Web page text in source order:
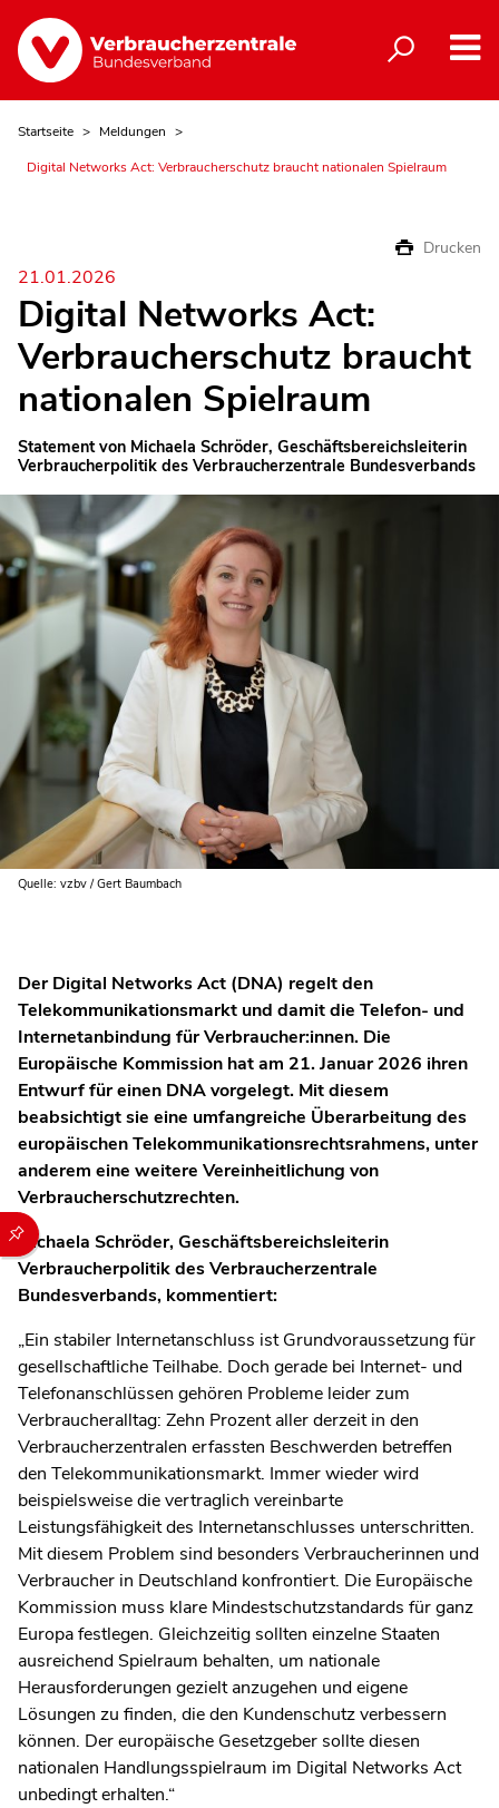
Durch die folgenden Buttons können Sie direkt auf einen
Startseite
Meldungen
Digital Networks Act: Verbraucherschutz braucht nationalen Spielraum
Drucken
21.01.2026
Digital Networks Act:
Verbraucherschutz braucht
nationalen Spielraum
Statement von Michaela Schröder, Geschäftsbereichsleiterin
Verbraucherpolitik des Verbraucherzentrale Bundesverbands
Quelle: vzbv / Gert Baumbach
Der Digital Networks Act (DNA) regelt den
Telekommunikationsmarkt und damit die Telefon- und
Internetanbindung für Verbraucher:innen. Die
Europäische Kommission hat am 21. Januar 2026 ihren
Entwurf für einen DNA vorgelegt. Mit diesem
beabsichtigt sie eine umfangreiche Überarbeitung des
europäischen Telekommunikationsrechtsrahmens, unter
anderem eine weitere Vereinheitlichung von
Verbraucherschutzrechten.
Michaela Schröder, Geschäftsbereichsleiterin
Verbraucherpolitik des Verbraucherzentrale
Bundesverbands, kommentiert:
„Ein stabiler Internetanschluss ist Grundvoraussetzung für
gesellschaftliche Teilhabe. Doch gerade bei Internet- und
Telefonanschlüssen gehören Probleme leider zum
Verbraucheralltag: Zehn Prozent aller derzeit in den
Verbraucherzentralen erfassten Beschwerden betreffen
den Telekommunikationsmarkt. Immer wieder wird
beispielsweise die vertraglich vereinbarte
Leistungsfähigkeit des Internetanschlusses unterschritten.
Mit diesem Problem sind besonders Verbraucherinnen und
Verbraucher in Deutschland konfrontiert. Die Europäische
Kommission muss klare Mindestschutzstandards für ganz
Europa festlegen. Gleichzeitig sollten einzelne Staaten
ausreichend Spielraum behalten, um nationale
Herausforderungen gezielt anzugehen und eigene
Lösungen zu finden, die den Kundenschutz verbessern
können. Der europäische Gesetzgeber sollte diesen
nationalen Handlungsspielraum im Digital Networks Act
unbedingt erhalten.“